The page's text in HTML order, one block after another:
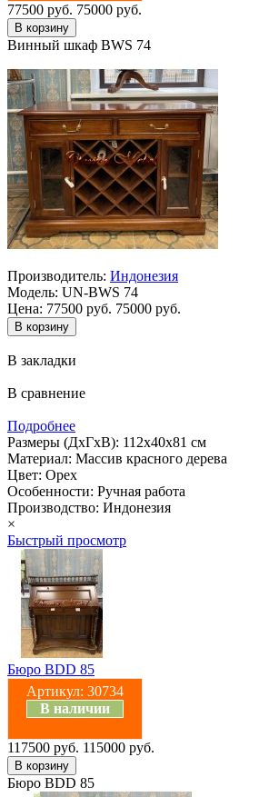
77500 руб. 75000 руб.
Винный шкаф BWS 74
Производитель: Индонезия
Модель: UN-BWS 74
Цена: 77500 руб. 75000 руб.
В закладки
В сравнение
Подробнее
Размеры (ДхГхВ): 112х40х81 см
Материал: Массив красного дерева
Цвет: Орех
Особенности: Ручная работа
Производство: Индонезия
×
Быстрый просмотр
Бюро BDD 85
Артикул: 30734
В наличии
117500 руб. 115000 руб.
Бюро BDD 85